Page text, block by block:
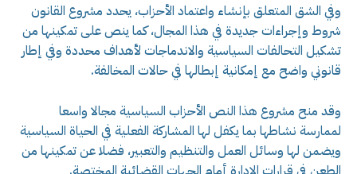
وفي الشق المتعلق بإنشاء واعتماد الأحزاب، يحدد مشروع القانون
شروط وإجراءات جديدة في هذا المجال، كما ينص على تمكينها من
تشكيل التحالفات السياسية والاندماجات لأهداف محددة وفي إطار
قانوني واضح مع إمكانية إبطالها في حالات المخالفة.
وقد منح مشروع هذا النص الأحزاب السياسية مجالا واسعا
لممارسة نشاطها بما يكفل لها المشاركة الفعلية في الحياة السياسية
ويضمن لها وسائل العمل والتنظيم والتعبير، فضلا عن تمكينها من